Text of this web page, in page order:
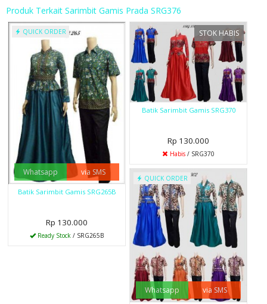
Produk Terkait Sarimbit Gamis Prada SRG376
QUICK ORDER
Whatsapp via SMS
Batik Sarimbit Gamis SRG265B
Rp 130.000
Ready Stock / SRG265B
STOK HABIS
Batik Sarimbit Gamis SRG370
Rp 130.000
Habis / SRG370
QUICK ORDER
Whatsapp via SMS